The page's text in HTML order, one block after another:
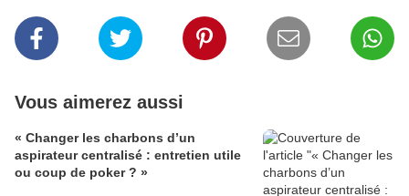
Vous aimerez aussi
« Changer les charbons d’un
aspirateur centralisé : entretien utile
ou coup de poker ? »